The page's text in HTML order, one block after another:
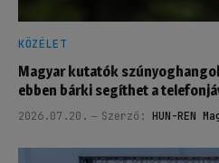
KÖZÉLET
Magyar kutatók
ebben bárki segíthet a
2026.07.20. Szerző: HUN-REN